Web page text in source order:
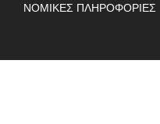
ΝΟΜΙΚΕΣ ΠΛΗΡΟΦΟΡΙΕΣ